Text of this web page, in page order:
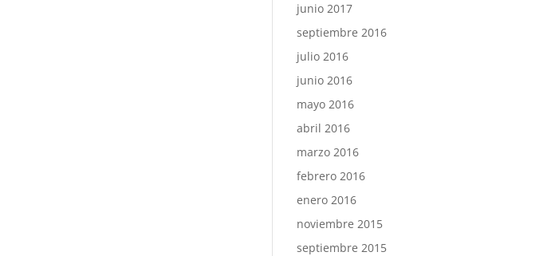
junio 2017
septiembre 2016
julio 2016
junio 2016
mayo 2016
abril 2016
marzo 2016
febrero 2016
enero 2016
noviembre 2015
septiembre 2015